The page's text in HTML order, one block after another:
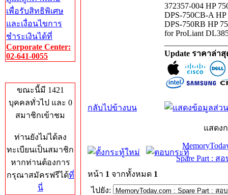
เพื่อรับสิทธิพิเศษ
และเงื่อนไขการ
ชำระเงินได้ที่
Corporate Center:
02-641-0055
ขณะนี้มี 1421
บุคคลทั่วไป และ 0
สมาชิกเข้าชม
ท่านยังไม่ได้ลง
ทะเบียนเป็นสมาชิก
หากท่านต้องการ
กรุณาสมัครฟรีได้ที่
นี่
372357-004 HP
DPS-750CB-A HP
DPS-750RB HP
for ProLiant
Update ราคาล่า
กลับไปข้างบน
แสดง
Spare Part : ส
หน้า 1 จากทั้งหมด 1
ไปยัง: